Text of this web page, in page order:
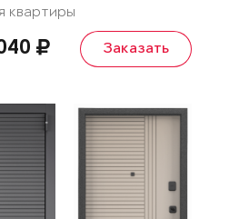
квартиры
Заказать